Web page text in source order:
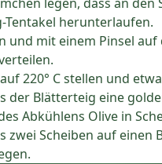
Tentakel herunterlaufen.
und mit einem Pinsel
220° C stellen und
der Blätterteig eine
Abkühlens Olive in
zwei Scheiben auf einen